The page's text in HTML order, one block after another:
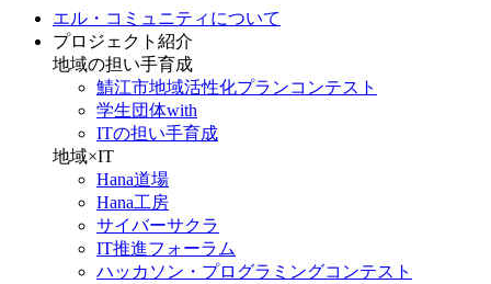
エル・コミュニティについて
プロジェクト紹介
地域の担い手育成
鯖江市地域活性化プランコンテスト
学生団体with
ITの担い手育成
地域×IT
Hana道場
Hana工房
サイバーサクラ
IT推進フォーラム
ハッカソン・プログラミングコンテスト